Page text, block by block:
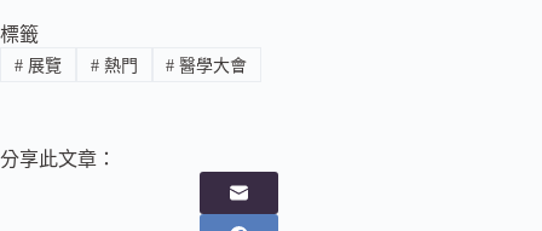
標籤
#展覽 #熱門 # 醫學大會
分享此文章：